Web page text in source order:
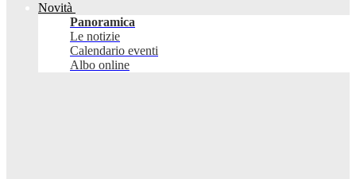
Novità
Panoramica
Le notizie
Calendario eventi
Albo online